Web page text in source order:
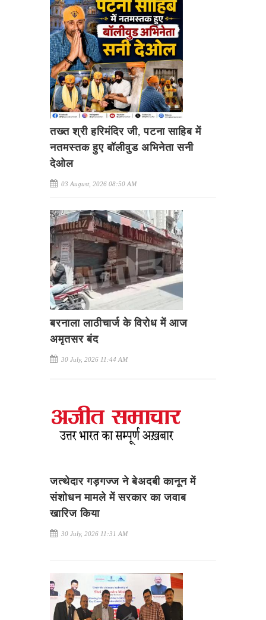
तख्त श्री हरिमंदिर जी, पटना साहिब में
नतमस्तक हुए बॉलीवुड अभिनेता सनी
देओल
03 August, 2026 08:50 AM
बरनाला लाठीचार्ज के विरोध में आज
अमृतसर बंद
30 July, 2026 11:44 AM
जत्थेदार गड़गज्ज ने बेअदबी कानून में
संशोधन मामले में सरकार का जवाब
खारिज किया
30 July, 2026 11:31 AM